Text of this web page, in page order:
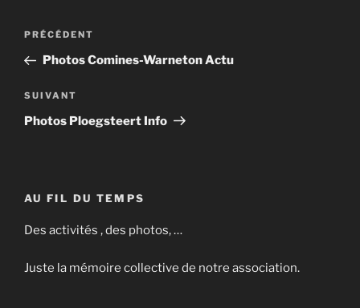
Navigation
l’article
Article
précédent
PRÉCÉDENT
Photos Comines-Warneton Actu
Article
suivant
SUIVANT
Photos Ploegsteert Info
AU FIL DU TEMPS
Des activités , des photos, …
Juste la mémoire collective de notre association.